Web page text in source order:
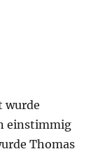
wurde
einstimmig
Thomas